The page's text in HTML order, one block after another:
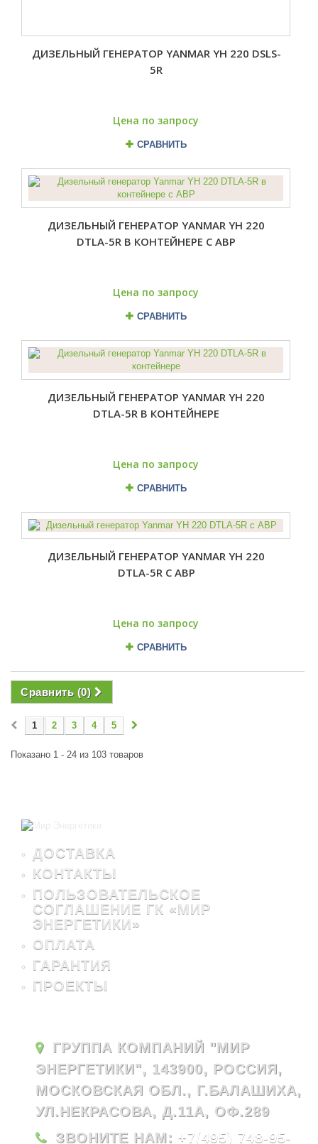
ДИЗЕЛЬНЫЙ ГЕНЕРАТОР YANMAR YH 220 DSLS-
5R
Цена по запросу
СРАВНИТЬ
ДИЗЕЛЬНЫЙ ГЕНЕРАТОР YANMAR YH 220
DTLA-5R В КОНТЕЙНЕРЕ С АВР
Цена по запросу
СРАВНИТЬ
ДИЗЕЛЬНЫЙ ГЕНЕРАТОР YANMAR YH 220
DTLA-5R В КОНТЕЙНЕРЕ
Цена по запросу
СРАВНИТЬ
ДИЗЕЛЬНЫЙ ГЕНЕРАТОР YANMAR YH 220
DTLA-5R С АВР
Цена по запросу
СРАВНИТЬ
Сравнить (0)
1 2 3 4 5
Показано 1 - 24 из 103 товаров
ДОСТАВКА
КОНТАКТЫ
ПОЛЬЗОВАТЕЛЬСКОЕ
СОГЛАШЕНИЕ ГК «МИР
ЭНЕРГЕТИКИ»
ОПЛАТА
ГАРАНТИЯ
ПРОЕКТЫ
ГРУППА КОМПАНИЙ "МИР
ЭНЕРГЕТИКИ", 143900, РОССИЯ,
МОСКОВСКАЯ ОБЛ., Г.БАЛАШИХА,
УЛ.НЕКРАСОВА, Д.11А, ОФ.289
ЗВОНИТЕ НАМ: +7(495) 748-95-